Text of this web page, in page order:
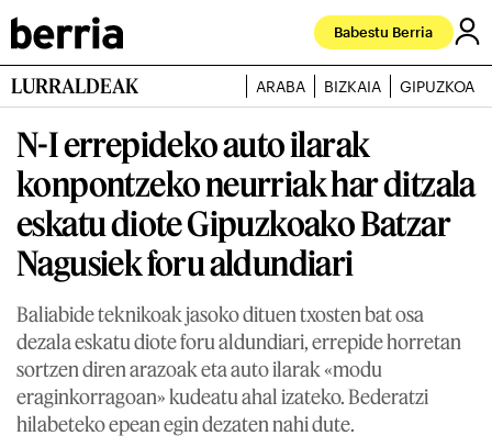
Babestu Berria
LURRALDEAK ARABA BIZKAIA GIPUZKOA
N-I errepideko auto ilarak
konpontzeko neurriak har ditzala
eskatu diote Gipuzkoako Batzar
Nagusiek foru aldundiari
Baliabide teknikoak jasoko dituen txosten bat osa
dezala eskatu diote foru aldundiari, errepide horretan
sortzen diren arazoak eta auto ilarak «modu
eraginkorragoan» kudeatu ahal izateko. Bederatzi
hilabeteko epean egin dezaten nahi dute.